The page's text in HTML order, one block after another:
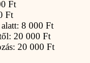
Ft
Ft
8 000 Ft
20 000 Ft
20 000 Ft